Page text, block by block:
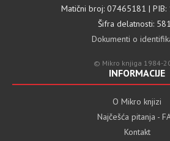
Matični broj: 07465181 |
Šifra delatnosti:
Dokumenti o
© Mikro knjiga 1984-
INFORMACIJE
O Mikro knjizi
Najčešća pitanja -
Kontakt